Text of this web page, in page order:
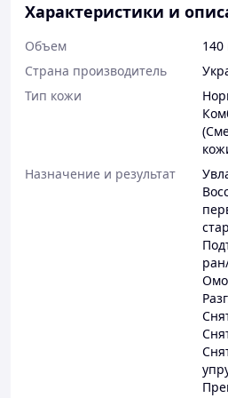
Характеристики и
Объем
140
Страна производитель
Тип кожи
Назначение и результат